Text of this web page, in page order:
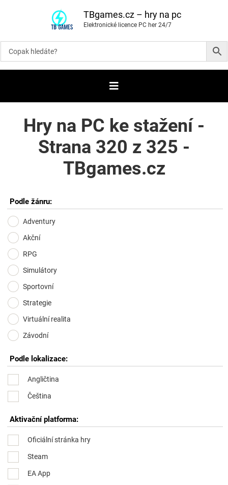
o
i
t
b
TBgames.cz – hry na pc
Elektronické licence PC her 24/7
Hry na PC ke stažení -
Strana 320 z 325 -
TBgames.cz
Podle žánru:
Adventury
Akční
RPG
Simulátory
Sportovní
Strategie
Virtuální realita
Závodní
Podle lokalizace:
Angličtina
Čeština
Aktivační platforma:
Oficiální stránka hry
Steam
EA App